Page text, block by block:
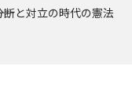
断と対立の時代の憲法